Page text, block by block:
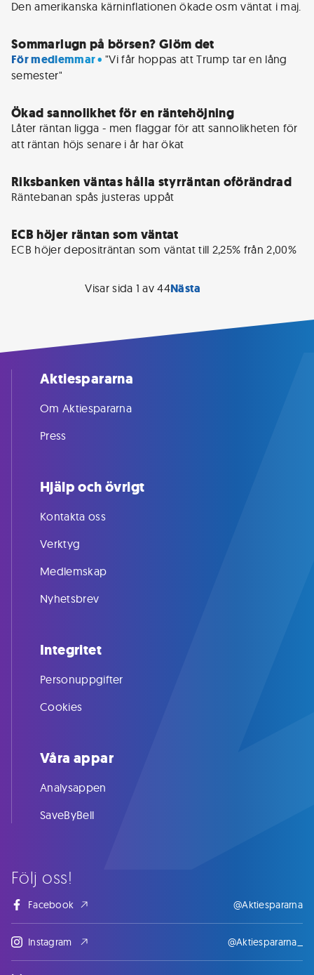
Den amerikanska kärninflationen ökade osm väntat i maj.
Sommarlugn på börsen? Glöm det
För medlemmar • "Vi får hoppas att Trump tar en lång
semester"
Ökad sannolikhet för en räntehöjning
Låter räntan ligga - men flaggar för att sannolikheten för
att räntan höjs senare i år har ökat
Riksbanken väntas hålla styrräntan oförändrad
Räntebanan spås justeras uppåt
ECB höjer räntan som väntat
ECB höjer depositräntan som väntat till 2,25% från 2,00%
Visar sida 1 av44Nästa
Följ oss!
Facebook @Aktiespararna
Instagram @Aktiespararna_
Aktiespararna
Om Aktiespararna
Press
Hjälp och övrigt
Kontakta oss
Verktyg
Medlemskap
Nyhetsbrev
Integritet
Personuppgifter
Cookies
Våra appar
Analysappen
SaveByBell